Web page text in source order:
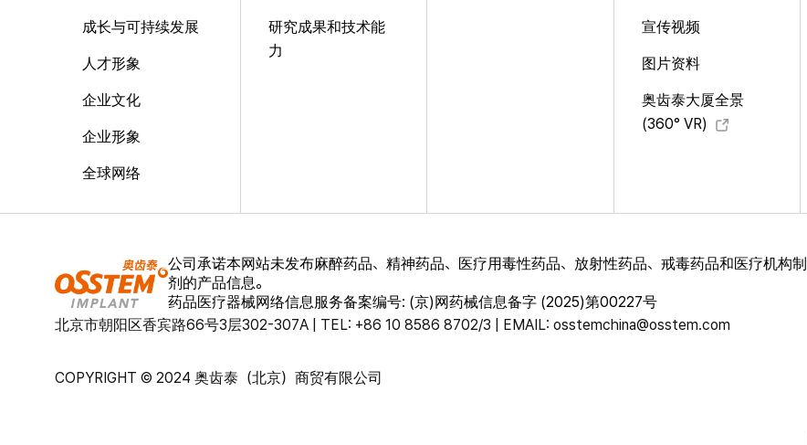
成长与可持续发展
人才形象
企业文化
企业形象
全球网络
研究成果和技术能
力
宣传视频
图片资料
奥齿泰大厦全景
(360° VR)
公司承诺本网站未发布麻醉药品、精神药品、医疗用毒性药品、放射性药品、戒毒药品和医疗机构制
剂的产品信息。
药品医疗器械网络信息服务备案编号: (京)网药械信息备字 (2025)第00227号
北京市朝阳区香宾路66号3层302-307A | TEL: +86 10 8586 8702/3 | EMAIL: osstemchina@osstem.com
COPYRIGHT © 2024 奥齿泰（北京）商贸有限公司